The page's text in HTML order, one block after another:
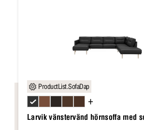
ProductList.SofaDap
Larvik vänstervänd hörnsoffa med
+